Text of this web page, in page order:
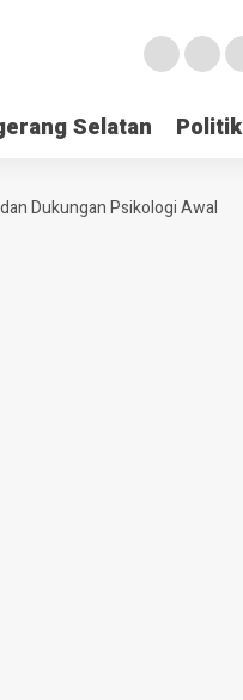
Selatan Politik
Dukungan Psikologi Awal